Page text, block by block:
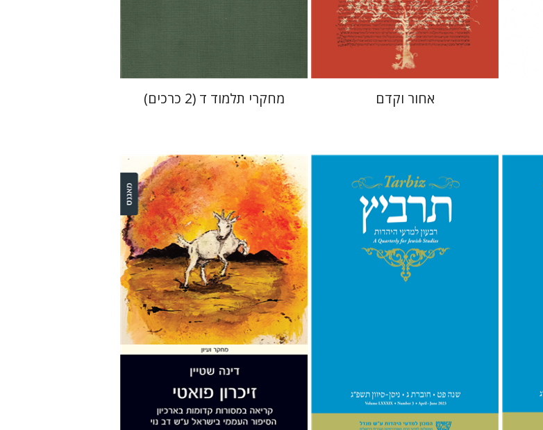
הנחת אתר ספר מודפס
$46
$41
אחור וקדם מחקרי תלמוד ד (2 כרכים)
מיכאל סיגל יהונתן גארב
$31
$28
דינה שטיין
הנחת אתר ספר מודפס
$40
$36